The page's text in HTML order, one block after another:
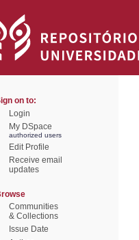
on to:
Login
My DSpace
authorized users
Edit Profile
Receive email
updates
Communities
& Collections
Issue Date